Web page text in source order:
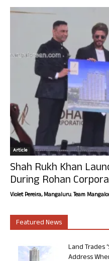
Article
Shah Rukh Khan
During Rohan
Violet Pereira, Mangaluru. Team
Featured News
Land Trades
Address